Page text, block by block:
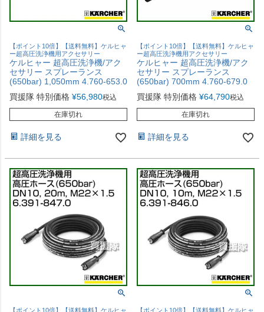
【ポイント10倍】【送料無料】ケルヒャ
ー超高圧洗浄機用アクセサリー
ケルヒャー 超高圧洗浄機/アク
セサリー スプレーランス
(650bar) 1,050mm 4.760-653.0
買援隊 特別価格 ¥56,980税込
在庫切れ
詳細を見る
【ポイント10倍】【送料無料】ケルヒャ
ー超高圧洗浄機用アクセサリー
ケルヒャー 超高圧洗浄機/アク
セサリー スプレーランス
(650bar) 700mm 4.760-679.0
買援隊 特別価格 ¥64,790税込
在庫切れ
詳細を見る
【ポイント10倍】【送料無料】ケルヒャ 【ポイント10倍】【送料無料】ケルヒャ